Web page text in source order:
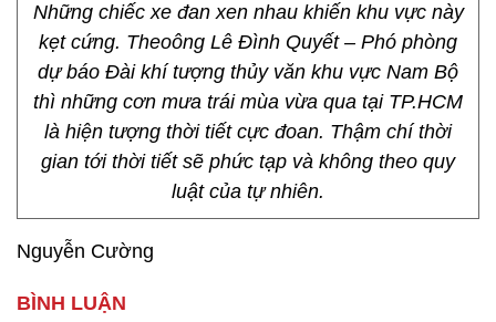
Những chiếc xe đan xen nhau khiến khu vực này
kẹt cứng. Theoông Lê Đình Quyết – Phó phòng
dự báo Đài khí tượng thủy văn khu vực Nam Bộ
thì những cơn mưa trái mùa vừa qua tại TP.HCM
là hiện tượng thời tiết cực đoan. Thậm chí thời
gian tới thời tiết sẽ phức tạp và không theo quy
luật của tự nhiên.
Nguyễn Cường